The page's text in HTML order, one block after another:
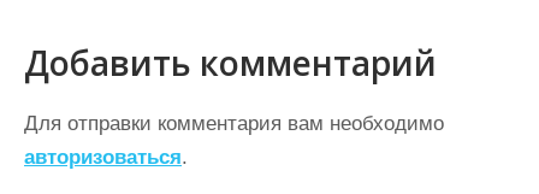
и
г
а
ц
и
Добавить комментарий
Для отправки комментария вам необходимо
авторизоваться.